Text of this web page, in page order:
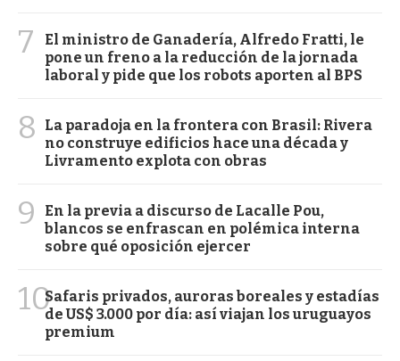
7
El ministro de Ganadería, Alfredo Fratti, le
pone un freno a la reducción de la jornada
laboral y pide que los robots aporten al BPS
8
La paradoja en la frontera con Brasil: Rivera
no construye edificios hace una década y
Livramento explota con obras
9
En la previa a discurso de Lacalle Pou,
blancos se enfrascan en polémica interna
sobre qué oposición ejercer
10Safaris privados, auroras boreales y estadías
de US$ 3.000 por día: así viajan los uruguayos
premium